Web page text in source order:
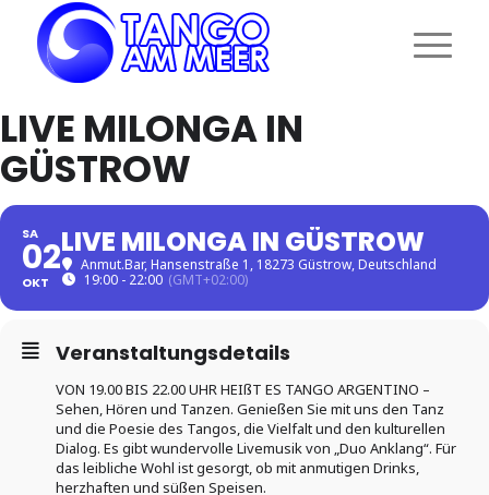
LIVE MILONGA IN
GÜSTROW
SA
02
OKT
LIVE MILONGA IN GÜSTROW
Anmut.Bar, Hansenstraße 1, 18273 Güstrow, Deutschland
19:00 - 22:00 (GMT+02:00)
Veranstaltungsdetails
VON 19.00 BIS 22.00 UHR HEIßT ES TANGO ARGENTINO –
Sehen, Hören und Tanzen. Genießen Sie mit uns den Tanz
und die Poesie des Tangos, die Vielfalt und den kulturellen
Dialog. Es gibt wundervolle Livemusik von „Duo Anklang“. Für
das leibliche Wohl ist gesorgt, ob mit anmutigen Drinks,
herzhaften und süßen Speisen.